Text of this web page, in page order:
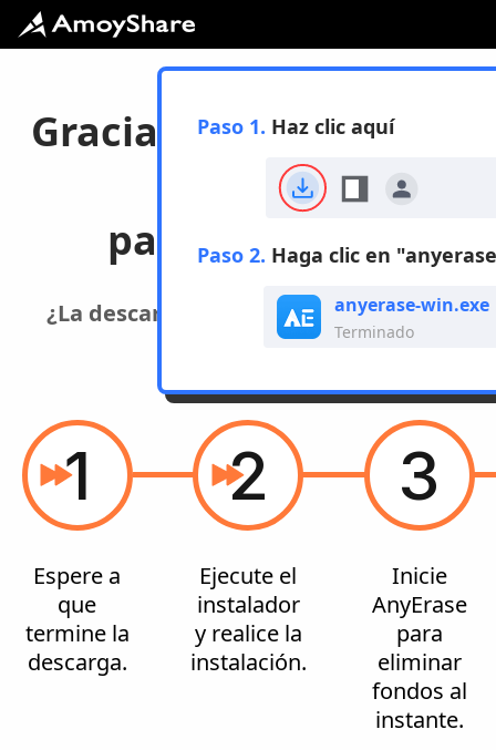
Gracias por descargar
AnyErase
para Windows
¿La descarga no comienza? Por favor
Haga clic aquí>
1
Espere a
que
termine la
descarga.
2
Ejecute el
instalador
y realice la
instalación.
3
Inicie
AnyErase
para
eliminar
fondos al
instante.
Paso 1. Haz clic aquí
Paso 2. Haga clic en
anyerase-win.exe
Terminado